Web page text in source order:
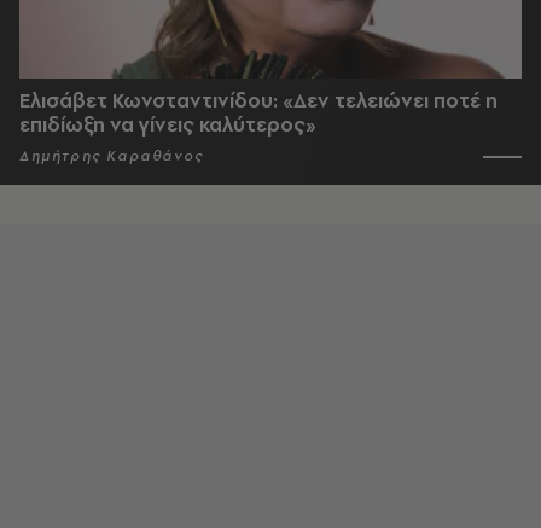
Ελισάβετ Κωνσταντινίδου: «Δεν τελειώνει ποτέ η
επιδίωξη να γίνεις καλύτερος»
Δημήτρης Καραθάνος